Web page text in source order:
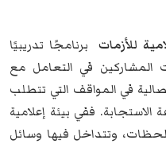
للأزماتبرنامجًا تدريبيًا
في التعامل مع
في المواقف التي تتطلب
الاستجابة. ففي بيئة إعلامية
لحظات، وتتداخل فيها وسائل